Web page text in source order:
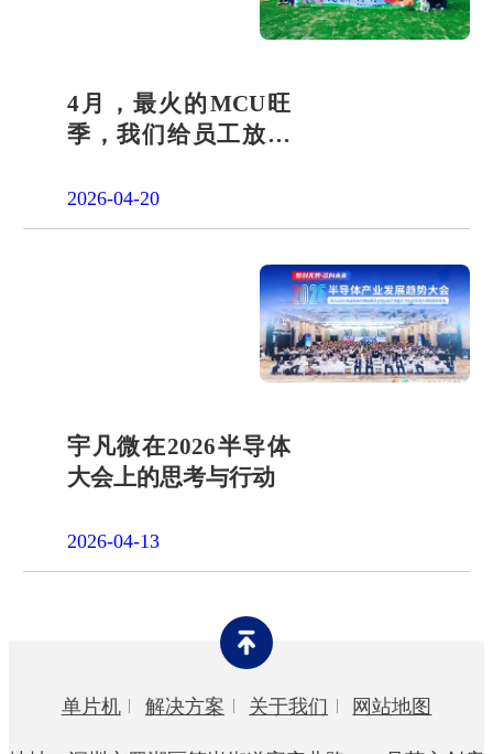
4月，最火的MCU旺
季，我们给员工放了
2026-04-20
宇凡微在2026半导体
大会上的思考与行动
2026-04-13
单片机 解决方案 关于我们 网站地图